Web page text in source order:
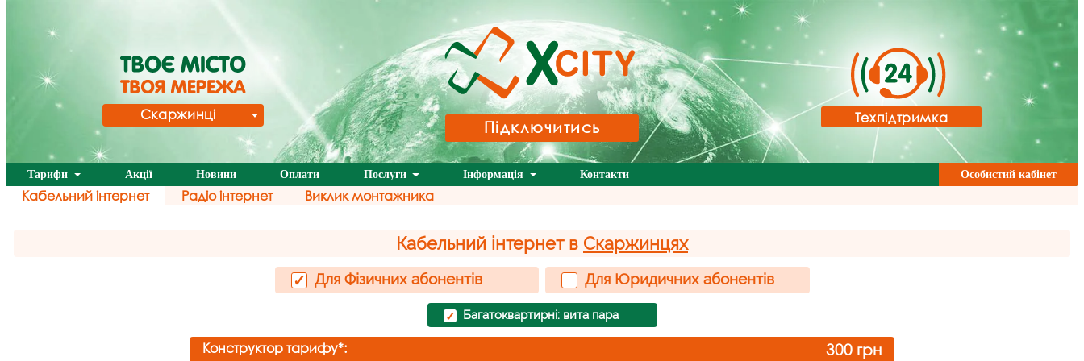
Підключитись
Скаржинці Техпідтримка
Тарифи Акції Новини Оплати Послуги Інформація Контакти Особистий кабінет
Кабельний інтернет Радіо інтернет Виклик монтажника
Кабельний інтернет в Скаржинцях
✓ Для Фізичних абонентів Для Юридичних абонентів
✓ Багатоквартирні: вита пара
Конструктор тарифу*: 300грн